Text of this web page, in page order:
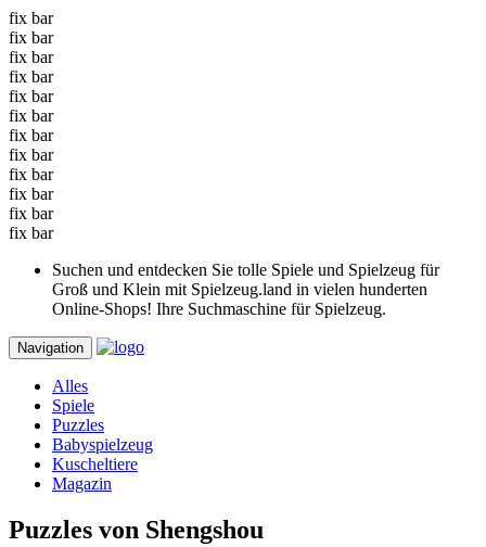
fix bar
fix bar
fix bar
fix bar
fix bar
fix bar
fix bar
fix bar
fix bar
fix bar
fix bar
fix bar
Suchen und entdecken Sie tolle Spiele und Spielzeug für
Groß und Klein mit Spielzeug.land in vielen hunderten
Online-Shops! Ihre Suchmaschine für Spielzeug.
Navigation
Alles
Spiele
Puzzles
Babyspielzeug
Kuscheltiere
Magazin
Puzzles von Shengshou